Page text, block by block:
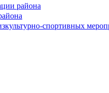
района
спортивных